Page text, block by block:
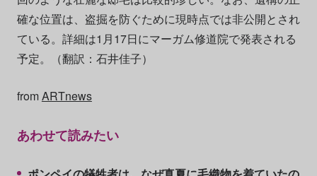
確な位置は、盗掘を防ぐために現時点では非公開とされ
ている。詳細は1月17日にマーガム修道院で発表される
予定。（翻訳：石井佳子）
fromARTnews
あわせて読みたい